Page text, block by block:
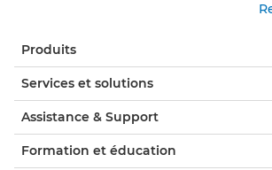
Produits
Services et solutions
Assistance & Support
Formation et éducation